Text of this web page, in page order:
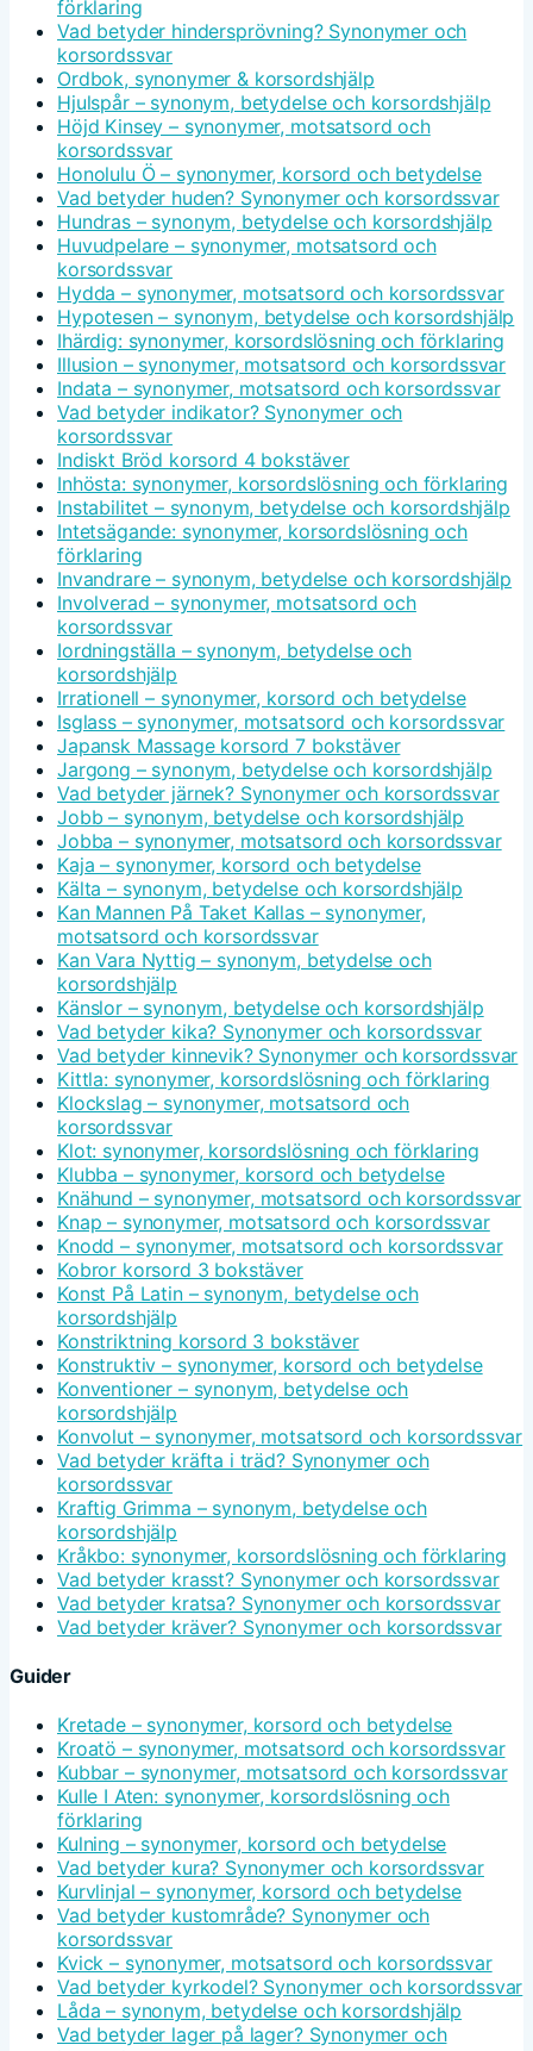
förklaring
Vad betyder hindersprövning? Synonymer och
korsordssvar
Ordbok, synonymer & korsordshjälp
Hjulspår – synonym, betydelse och korsordshjälp
Höjd Kinsey – synonymer, motsatsord och
korsordssvar
Honolulu Ö – synonymer, korsord och betydelse
Vad betyder huden? Synonymer och korsordssvar
Hundras – synonym, betydelse och korsordshjälp
Huvudpelare – synonymer, motsatsord och
korsordssvar
Hydda – synonymer, motsatsord och korsordssvar
Hypotesen – synonym, betydelse och korsordshjälp
Ihärdig: synonymer, korsordslösning och förklaring
Illusion – synonymer, motsatsord och korsordssvar
Indata – synonymer, motsatsord och korsordssvar
Vad betyder indikator? Synonymer och
korsordssvar
Indiskt Bröd korsord 4 bokstäver
Inhösta: synonymer, korsordslösning och förklaring
Instabilitet – synonym, betydelse och korsordshjälp
Intetsägande: synonymer, korsordslösning och
förklaring
Invandrare – synonym, betydelse och korsordshjälp
Involverad – synonymer, motsatsord och
korsordssvar
Iordningställa – synonym, betydelse och
korsordshjälp
Irrationell – synonymer, korsord och betydelse
Isglass – synonymer, motsatsord och korsordssvar
Japansk Massage korsord 7 bokstäver
Jargong – synonym, betydelse och korsordshjälp
Vad betyder järnek? Synonymer och korsordssvar
Jobb – synonym, betydelse och korsordshjälp
Jobba – synonymer, motsatsord och korsordssvar
Kaja – synonymer, korsord och betydelse
Kälta – synonym, betydelse och korsordshjälp
Kan Mannen På Taket Kallas – synonymer,
motsatsord och korsordssvar
Kan Vara Nyttig – synonym, betydelse och
korsordshjälp
Känslor – synonym, betydelse och korsordshjälp
Vad betyder kika? Synonymer och korsordssvar
Vad betyder kinnevik? Synonymer och korsordssvar
Kittla: synonymer, korsordslösning och förklaring
Klockslag – synonymer, motsatsord och
korsordssvar
Klot: synonymer, korsordslösning och förklaring
Klubba – synonymer, korsord och betydelse
Knähund – synonymer, motsatsord och korsordssvar
Knap – synonymer, motsatsord och korsordssvar
Knodd – synonymer, motsatsord och korsordssvar
Kobror korsord 3 bokstäver
Konst På Latin – synonym, betydelse och
korsordshjälp
Konstriktning korsord 3 bokstäver
Konstruktiv – synonymer, korsord och betydelse
Konventioner – synonym, betydelse och
korsordshjälp
Konvolut – synonymer, motsatsord och korsordssvar
Vad betyder kräfta i träd? Synonymer och
korsordssvar
Kraftig Grimma – synonym, betydelse och
korsordshjälp
Kråkbo: synonymer, korsordslösning och förklaring
Vad betyder krasst? Synonymer och korsordssvar
Vad betyder kratsa? Synonymer och korsordssvar
Vad betyder kräver? Synonymer och korsordssvar
Guider
Kretade – synonymer, korsord och betydelse
Kroatö – synonymer, motsatsord och korsordssvar
Kubbar – synonymer, motsatsord och korsordssvar
Kulle I Aten: synonymer, korsordslösning och
förklaring
Kulning – synonymer, korsord och betydelse
Vad betyder kura? Synonymer och korsordssvar
Kurvlinjal – synonymer, korsord och betydelse
Vad betyder kustområde? Synonymer och
korsordssvar
Kvick – synonymer, motsatsord och korsordssvar
Vad betyder kyrkodel? Synonymer och korsordssvar
Låda – synonym, betydelse och korsordshjälp
Vad betyder lager på lager? Synonymer och